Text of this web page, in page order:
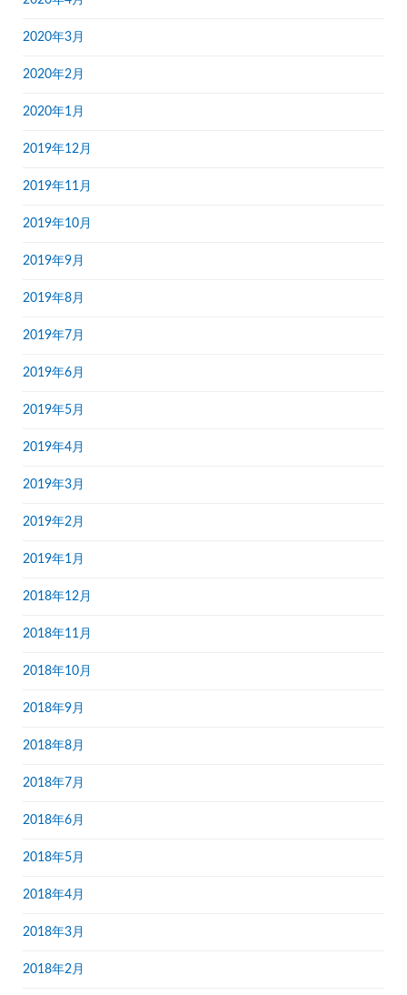
2020年3月
2020年2月
2020年1月
2019年12月
2019年11月
2019年10月
2019年9月
2019年8月
2019年7月
2019年6月
2019年5月
2019年4月
2019年3月
2019年2月
2019年1月
2018年12月
2018年11月
2018年10月
2018年9月
2018年8月
2018年7月
2018年6月
2018年5月
2018年4月
2018年3月
2018年2月